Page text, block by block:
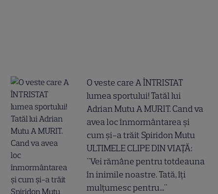
O veste care A ÎNTRISTAT
lumea sportului! Tatăl lui
Adrian Mutu A MURIT. Cand va
avea loc înmormântarea și
cum și-a trăit Spiridon Mutu
ULTIMELE CLIPE DIN VIAȚĂ:
"Vei rămâne pentru totdeauna
în inimile noastre. Tată, îți
mulțumesc pentru..."